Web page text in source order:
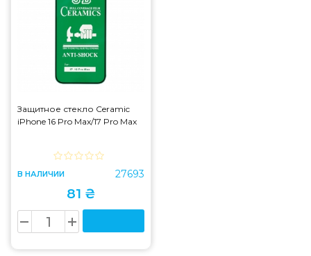
Защитное стекло Ceramic
iPhone 16 Pro Max/17 Pro Max
В НАЛИЧИИ 27693
81 ₴